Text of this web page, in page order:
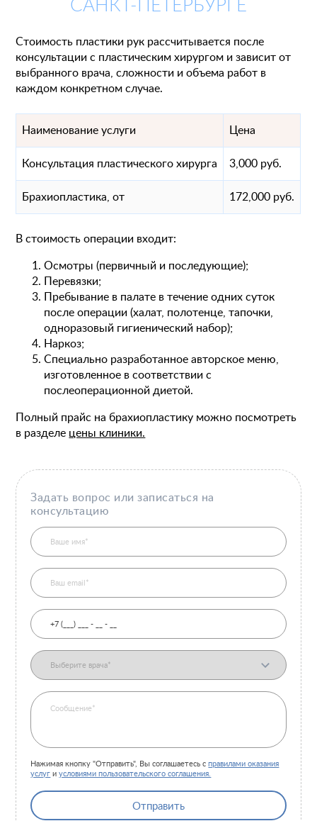
САНКТ-ПЕТЕРБУРГЕ
Стоимость пластики рук рассчитывается после
консультации с пластическим хирургом и зависит от
выбранного врача, сложности и объема работ в
каждом конкретном случае.
Наименование услуги Цена
Консультация пластического хирурга 3,000 руб.
Брахиопластика, от 172,000 руб.
В стоимость операции входит:
Осмотры (первичный и последующие);
Перевязки;
Пребывание в палате в течение одних суток
после операции (халат, полотенце, тапочки,
одноразовый гигиенический набор);
Наркоз;
Специально разработанное авторское меню,
изготовленное в соответствии с
послеоперационной диетой.
Полный прайс на брахиопластику можно посмотреть
в разделе цены клиники.
Задать вопрос или записаться на
консультацию
Нажимая кнопку "Отправить", Вы соглашаетесь справилами оказания
услуг иусловиями пользовательского соглашения.
Отправить